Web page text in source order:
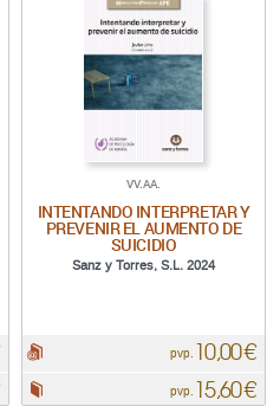
VV.AA.
INTENTANDO INTERPRETAR Y
PREVENIR EL AUMENTO DE
SUICIDIO
Sanz y Torres, S.L. 2024
pvp. 10,00 €
pvp. 15,60 €